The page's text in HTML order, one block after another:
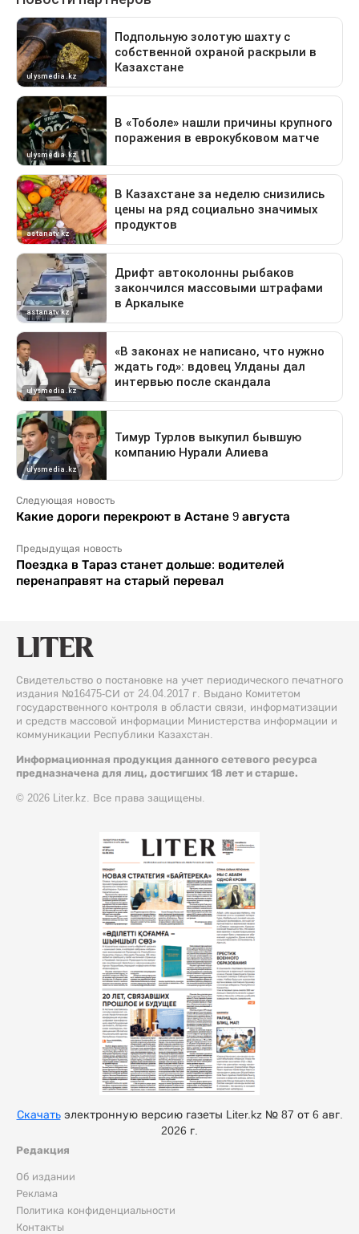
Следующая новость
Какие дороги перекроют в Астане 9 августа
Предыдущая новость
Поездка в Тараз станет дольше: водителей
перенаправят на старый перевал
Свидетельство о постановке на учет периодического печатного
издания №16475-СИ от 24.04.2017 г. Выдано Комитетом
государственного контроля в области связи, информатизации
и средств массовой информации Министерства информации и
коммуникации Республики Казахстан.
Информационная продукция данного сетевого ресурса
предназначена для лиц, достигших 18 лет и старше.
© 2026 Liter.kz. Все права защищены.
Редакция
Об издании
Реклама
Политика конфиденциальности
Контакты
Скачатьэлектронную версию газеты Liter.kz № 87 от 6 авг.
2026 г.